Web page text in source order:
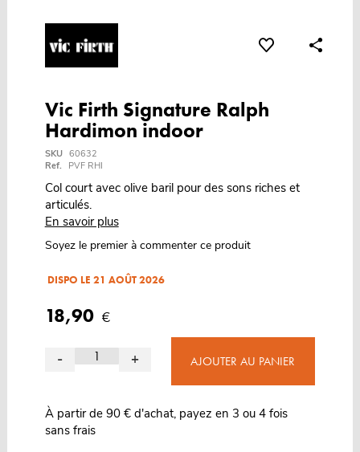
Vic Firth Signature Ralph
Hardimon indoor
SKU 60632
Ref.
PVF RHI
Col court avec olive baril pour des sons riches et
articulés.
En savoir plus
Soyez le premier à commenter ce produit
DISPO LE 21 AOÛT 2026
18,90 €
- + AJOUTER AU PANIER
À partir de 90 € d'achat, payez en 3 ou 4 fois
sans frais